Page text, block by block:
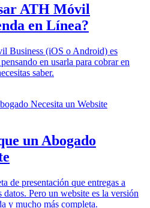
ATH Móvil
en Línea?
Business (iOS o Android) es
en usarla para cobrar en
saber.
un Abogado
de presentación que entregas a
datos. Pero un website es la versión
y mucho más completa.